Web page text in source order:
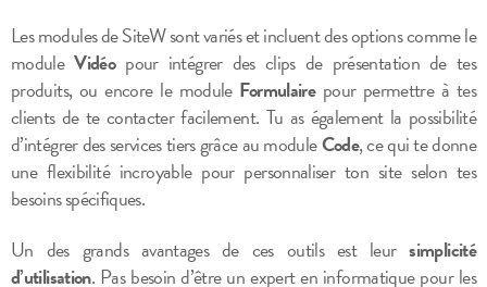
Les modules de SiteW sont variés et incluent des options comme le
moduleVidéopour intégrer des clips de présentation de tes
produits, ou encore le module Formulairepour permettre à tes
clients de te contacter facilement. Tu as également la possibilité
d’intégrer des services tiers grâce au moduleCode, ce qui te donne
une flexibilité incroyable pour personnaliser ton site selon tes
besoins spécifiques.
Un des grands avantages de ces outils est leursimplicité
d’utilisation. Pas besoin d’être un expert en informatique pour les